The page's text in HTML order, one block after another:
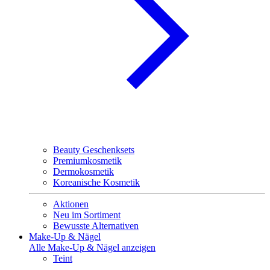
Beauty Geschenksets
Premiumkosmetik
Dermokosmetik
Koreanische Kosmetik
Aktionen
Neu im Sortiment
Bewusste Alternativen
Make-Up & Nägel
Alle Make-Up & Nägel anzeigen
Teint